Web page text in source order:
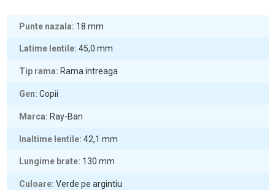
Punte nazala 18 mm
Latime lentile 45,0 mm
Tip rama Rama intreaga
Gen Copii
Marca Ray-Ban
Inaltime lentile 42,1 mm
Lungime brate 130 mm
Culoare Verde pe argintiu